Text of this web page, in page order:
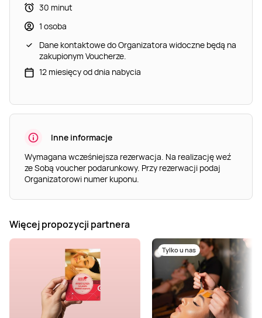
30 minut
1 osoba
Dane kontaktowe do Organizatora widoczne będą na
zakupionym Voucherze.
12 miesięcy od dnia nabycia
Inne informacje
Wymagana wcześniejsza rezerwacja. Na realizację weź
ze Sobą voucher podarunkowy. Przy rezerwacji podaj
Organizatorowi numer kuponu.
Więcej propozycji partnera
Tylko u nas